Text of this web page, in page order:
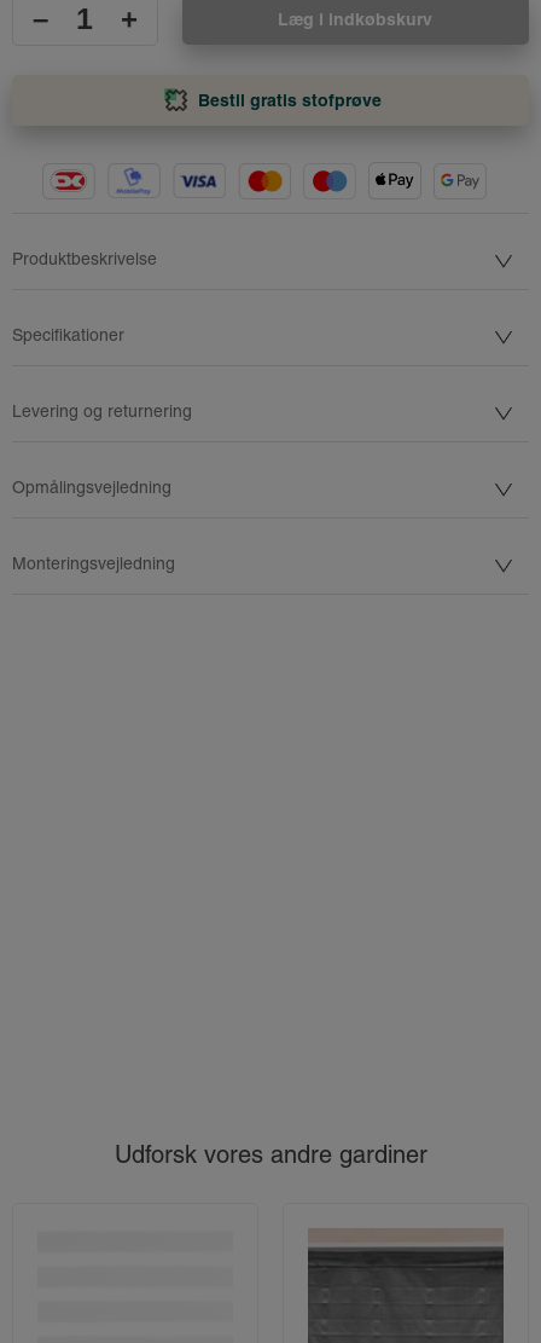
– + Læg i indkøbskurv
Bestil gratis stofprøve
Produktbeskrivelse
Specifikationer
Levering og returnering
Opmålingsvejledning
Monteringsvejledning
Udforsk vores andre gardiner